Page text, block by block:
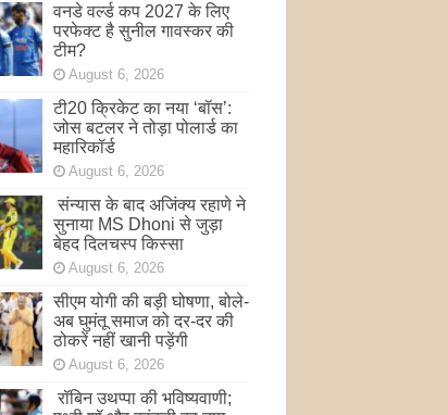
वनडे वर्ल्ड कप 2027 के लिए
परफेक्ट है सुनील गावस्कर की
टीम?
August 6, 2026
टी20 क्रिकेट का नया ‘बॉस’:
जोस बटलर ने तोड़ा पोलार्ड का
महारिकॉर्ड
August 6, 2026
संन्यास के बाद अजिंक्‍य रहाणे ने
सुनाया MS Dhoni से जुड़ा
बेहद दिलचस्प किस्सा
August 6, 2026
सीएम योगी की बड़ी घोषणा, बोले-
अब घुमंतू समाज को दर-दर की
ठोकरें नहीं खानी पड़ेंगी
August 6, 2026
रॉबिन उथप्पा की भविष्यवाणी;